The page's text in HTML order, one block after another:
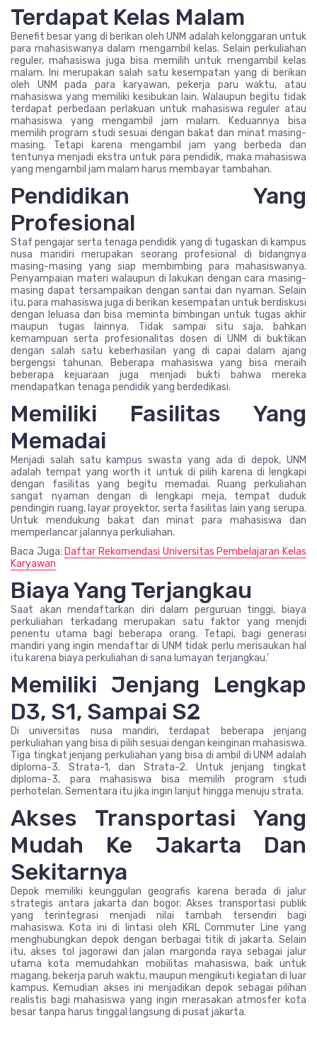
Terdapat Kelas Malam
Benefit besar yang di berikan oleh UNM adalah kelonggaran untuk
para mahasiswanya dalam mengambil kelas. Selain perkuliahan
reguler, mahasiswa juga bisa memilih untuk mengambil kelas
malam. Ini merupakan salah satu kesempatan yang di berikan
oleh UNM pada para karyawan, pekerja paru waktu, atau
mahasiswa yang memiliki kesibukan lain. Walaupun begitu tidak
terdapat perbedaan perlakuan untuk mahasiswa reguler atau
mahasiswa yang mengambil jam malam. Keduannya bisa
memilih program studi sesuai dengan bakat dan minat masing-
masing. Tetapi karena mengambil jam yang berbeda dan
tentunya menjadi ekstra untuk para pendidik, maka mahasiswa
yang mengambil jam malam harus membayar tambahan.
Pendidikan Yang
Profesional
Staf pengajar serta tenaga pendidik yang di tugaskan di kampus
nusa mandiri merupakan seorang profesional di bidangnya
masing-masing yang siap membimbing para mahasiswanya.
Penyampaian materi walaupun di lakukan dengan cara masing-
masing dapat tersampaikan dengan santai dan nyaman. Selain
itu, para mahasiswa juga di berikan kesempatan untuk berdiskusi
dengan leluasa dan bisa meminta bimbingan untuk tugas akhir
maupun tugas lainnya. Tidak sampai situ saja, bahkan
kemampuan serta profesionalitas dosen di UNM di buktikan
dengan salah satu keberhasilan yang di capai dalam ajang
bergengsi tahunan. Beberapa mahasiswa yang bisa meraih
beberapa kejuaraan juga menjadi bukti bahwa mereka
mendapatkan tenaga pendidik yang berdedikasi.
Memiliki Fasilitas Yang
Memadai
Menjadi salah satu kampus swasta yang ada di depok, UNM
adalah tempat yang worth it untuk di pilih karena di lengkapi
dengan fasilitas yang begitu memadai. Ruang perkuliahan
sangat nyaman dengan di lengkapi meja, tempat duduk
pendingin ruang, layar proyektor, serta fasilitas lain yang serupa.
Untuk mendukung bakat dan minat para mahasiswa dan
memperlancar jalannya perkuliahan.
Baca Juga: Daftar Rekomendasi Universitas Pembelajaran Kelas
Karyawan
Biaya Yang Terjangkau
Saat akan mendaftarkan diri dalam perguruan tinggi, biaya
perkuliahan terkadang merupakan satu faktor yang menjdi
penentu utama bagi beberapa orang. Tetapi, bagi generasi
mandiri yang ingin mendaftar di UNM tidak perlu merisaukan hal
itu karena biaya perkuliahan di sana lumayan terjangkau.’
Memiliki Jenjang Lengkap
D3, S1, Sampai S2
Di universitas nusa mandiri, terdapat beberapa jenjang
perkuliahan yang bisa di pilih sesuai dengan keinginan mahasiswa.
Tiga tingkat jenjang perkuliahan yang bisa di ambil di UNM adalah
diploma-3. Strata-1, dan Strata-2. Untuk jenjang tingkat
diploma-3, para mahasiswa bisa memilih program studi
perhotelan. Sementara itu jika ingin lanjut hingga menuju strata.
Akses Transportasi Yang
Mudah Ke Jakarta Dan
Sekitarnya
Depok memiliki keunggulan geografis karena berada di jalur
strategis antara jakarta dan bogor. Akses transportasi publik
yang terintegrasi menjadi nilai tambah tersendiri bagi
mahasiswa. Kota ini di lintasi oleh KRL Commuter Line yang
menghubungkan depok dengan berbagai titik di jakarta. Selain
itu, akses tol jagorawi dan jalan margonda raya sebagai jalur
utama kota memudahkan mobilitas mahasiswa, baik untuk
magang, bekerja paruh waktu, maupun mengikuti kegiatan di luar
kampus. Kemudian akses ini menjadikan depok sebagai pilihan
realistis bagi mahasiswa yang ingin merasakan atmosfer kota
besar tanpa harus tinggal langsung di pusat jakarta.